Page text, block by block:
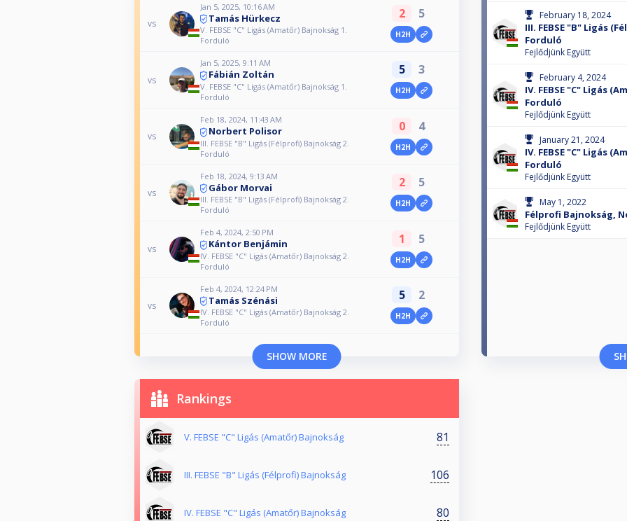
vs
Jan 5, 2025, 10:16 AM
Tamás Hürkecz
V. FEBSE "C" Ligás (Amatőr) Bajnokság 1.
Forduló
2 5
H2H
vs
Jan 5, 2025, 9:11 AM
Fábián Zoltán
V. FEBSE "C" Ligás (Amatőr) Bajnokság 1.
Forduló
5 3
H2H
vs
Feb 18, 2024, 11:43 AM
Norbert Polisor
III. FEBSE "B" Ligás (Félprofi) Bajnokság 2.
Forduló
0 4
H2H
vs
Feb 18, 2024, 9:13 AM
Gábor Morvai
III. FEBSE "B" Ligás (Félprofi) Bajnokság 2.
Forduló
2 5
H2H
vs
Feb 4, 2024, 2:50 PM
Kántor Benjámin
IV. FEBSE "C" Ligás (Amatőr) Bajnokság 2.
Forduló
1 5
H2H
vs
Feb 4, 2024, 12:24 PM
Tamás Szénási
IV. FEBSE "C" Ligás (Amatőr) Bajnokság 2.
Forduló
5 2
H2H
SHOW MORE
February 18, 2024
III. FEBSE "B" Ligás
Forduló
Fejlődjünk Együtt
February 4, 2024
IV. FEBSE "C" Ligás
Forduló
Fejlődjünk Együtt
January 21, 2024
IV. FEBSE "C" Ligás
Forduló
Fejlődjünk Együtt
May 1, 2022
Félprofi Bajnokság,
Fejlődjünk Együtt
Rankings
V. FEBSE "C" Ligás (Amatőr) Bajnokság 81
III. FEBSE "B" Ligás (Félprofi) Bajnokság 106
IV. FEBSE "C" Ligás (Amatőr) Bajnokság 80